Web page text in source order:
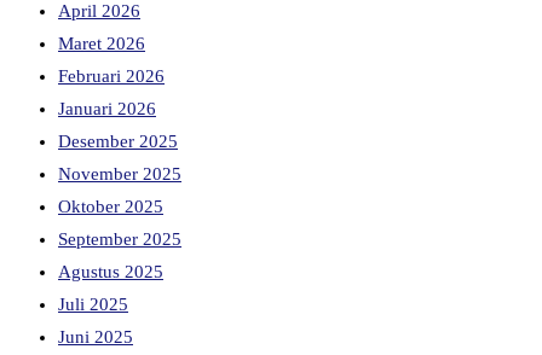
April 2026
Maret 2026
Februari 2026
Januari 2026
Desember 2025
November 2025
Oktober 2025
September 2025
Agustus 2025
Juli 2025
Juni 2025